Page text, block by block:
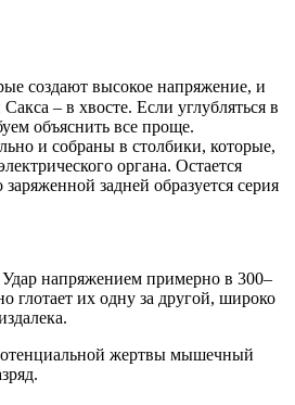
создают высокое напряжение, и
– в хвосте. Если углубляться в
объяснить все проще.
и собраны в столбики, которые,
органа. Остается
задней образуется серия
Удар напряжением примерно в 300–
глотает их одну за другой, широко
жертвы мышечный